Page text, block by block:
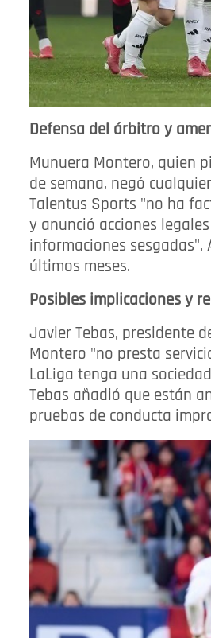
Defensa del árbitro y
Munuera Montero, quien
de semana, negó
Talentus Sports "no ha
y anunció acciones
informaciones sesgadas".
últimos meses.
Posibles implicaciones y
Javier Tebas, presidente
Montero "no presta
LaLiga tenga una
Tebas añadió que están
pruebas de conducta